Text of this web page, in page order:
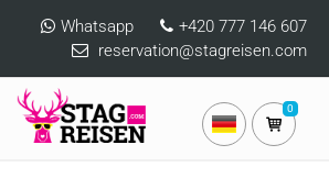
Whatsapp
+420 777 146 607
reservation@stagreisen.com
0